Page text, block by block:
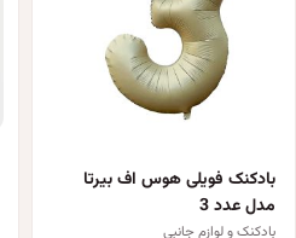
بادکنک فویلی هوس اف بیرتا
مدل عدد 3
بادکنک و لوازم جانبی